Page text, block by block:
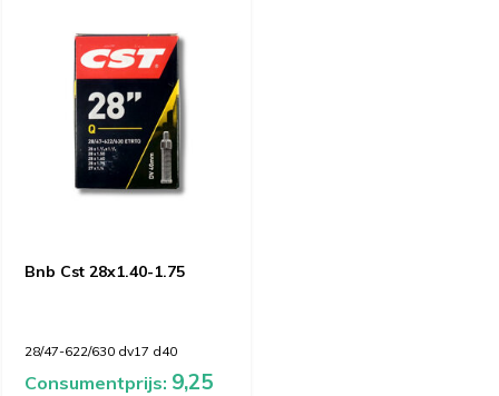
Bnb Cst 28x1.40-1.75
28/47-622/630 dv17 d40
Consumentprijs: 9,25